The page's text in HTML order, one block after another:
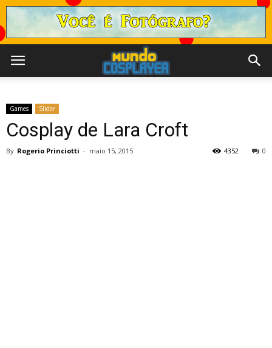
Games Slider
Cosplay de Lara Croft
By Rogerio Princiotti - maio 15, 2015 0
4352